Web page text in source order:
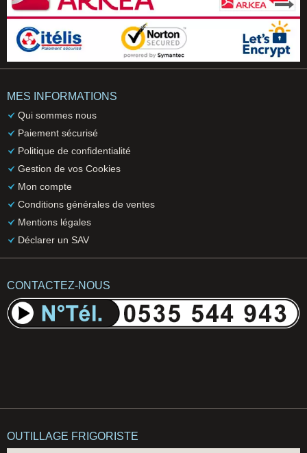
MES INFORMATIONS
Qui sommes nous
Paiement sécurisé
Politique de confidentialité
Gestion de vos Cookies
Mon compte
Conditions générales de ventes
Mentions légales
Déclarer un SAV
CONTACTEZ-NOUS
OUTILLAGE FRIGORISTE